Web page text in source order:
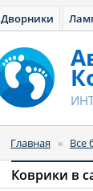
Дворники
Главная » Все
Коврики в